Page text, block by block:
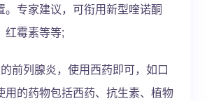
。专家建议，可衔用新型喹诺酮
红霉素等等;
前列腺炎，使用西药即可，如口
用的药物包括西药、抗生素、植物